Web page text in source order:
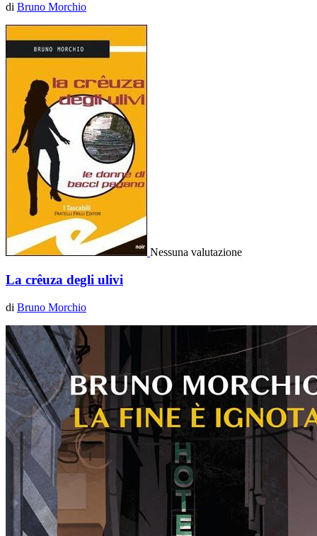
di Bruno Morchio
Nessuna valutazione
La crêuza degli ulivi
di Bruno Morchio